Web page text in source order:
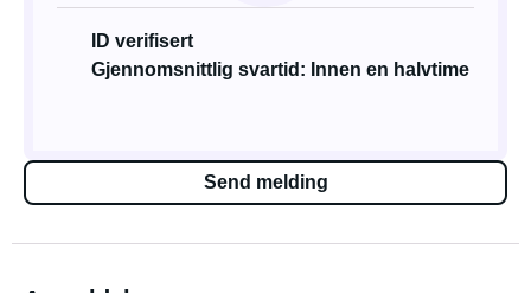
ID verifisert
Gjennomsnittlig svartid: Innen en halvtime
Send melding